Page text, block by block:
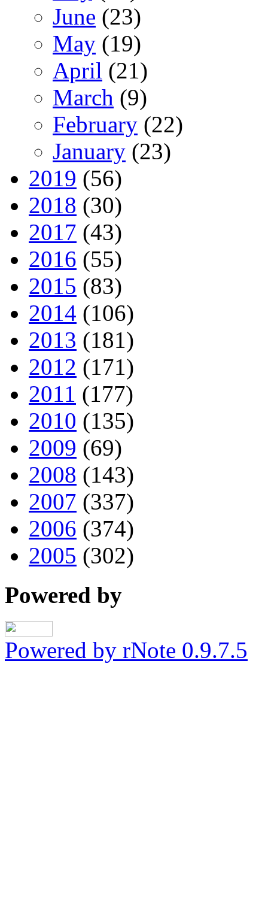
June (23)
May (19)
April (21)
March (9)
February (22)
January (23)
2019 (56)
2018 (30)
2017 (43)
2016 (55)
2015 (83)
2014 (106)
2013 (181)
2012 (171)
2011 (177)
2010 (135)
2009 (69)
2008 (143)
2007 (337)
2006 (374)
2005 (302)
Powered by
Powered by rNote 0.9.7.5